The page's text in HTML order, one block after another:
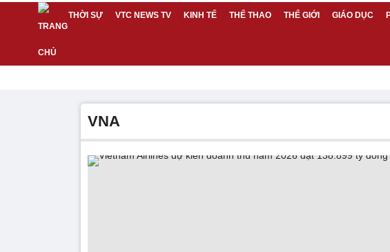
THỜI SỰ VTC NEWS TV KINH TẾ THỂ THAO THẾ GIỚI GIÁO DỤC
VNA